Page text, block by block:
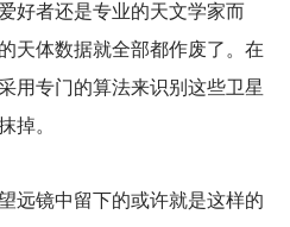
好者还是专业的天文学家而
天体数据就全部都作废了。在
用专门的算法来识别这些卫星
掉。
远镜中留下的或许就是这样的